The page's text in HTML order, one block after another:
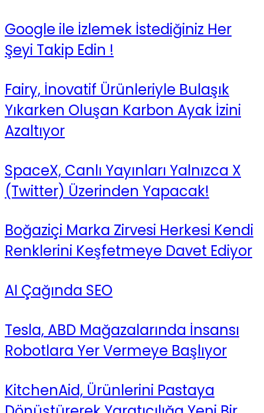
Google ile İzlemek İstediğiniz Her
Şeyi Takip Edin !
Fairy, İnovatif Ürünleriyle Bulaşık
Yıkarken Oluşan Karbon Ayak İzini
Azaltıyor
SpaceX, Canlı Yayınları Yalnızca X
(Twitter) Üzerinden Yapacak!
Boğaziçi Marka Zirvesi Herkesi Kendi
Renklerini Keşfetmeye Davet Ediyor
AI Çağında SEO
Tesla, ABD Mağazalarında İnsansı
Robotlara Yer Vermeye Başlıyor
KitchenAid, Ürünlerini Pastaya